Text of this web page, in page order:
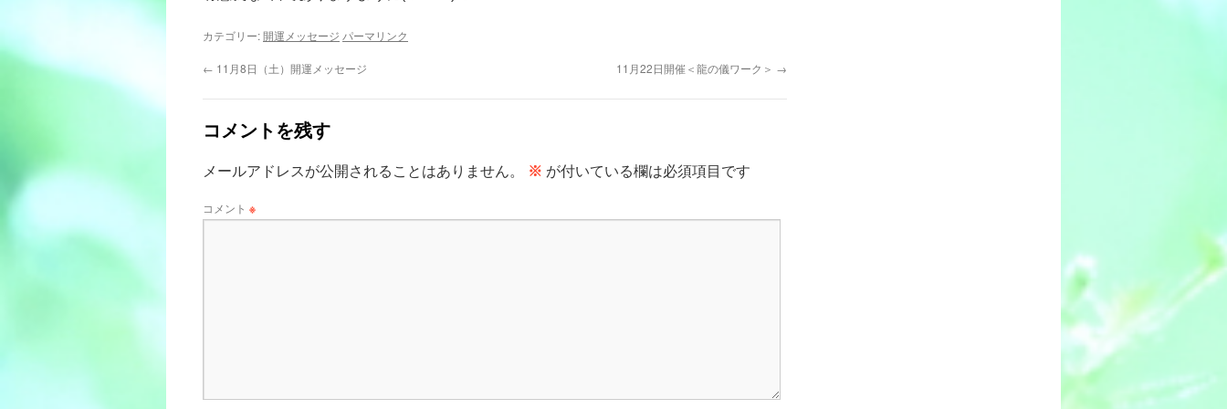
カテゴリー:開運メッセージ パーマリンク
← 11月8日（土）開運メッセージ 11月22日開催＜龍の儀ワーク＞ →
コメントを残す
メールアドレスが公開されることはありません。 ※ が付いている欄は必須項目です
コメント ※